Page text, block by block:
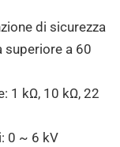
di sicurezza
superiore a 60
1 kΩ, 10 kΩ, 22
0 ~ 6 kV